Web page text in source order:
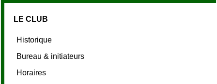
LE CLUB
Historique
Bureau & initiateurs
Horaires